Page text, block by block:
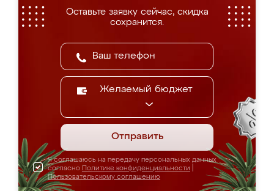
Оставьте заявку сейчас, скидка
сохранится.
Желаемый бюджет
Отправить
Я соглашаюсь на передачу персональных данных
согласно Политике конфиденциальности
Пользовательскому соглашению